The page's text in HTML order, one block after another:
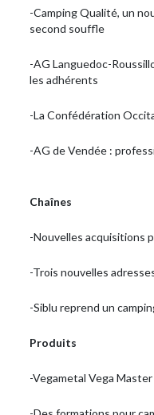
-Camping Qualité, un
second souffle
-AG Languedoc-
les adhérents
-La Confédération
-AG de Vendée :
Chaînes
-Nouvelles acquisitions
-Trois nouvelles
-Siblu reprend un
Produits
-Vegametal Vega